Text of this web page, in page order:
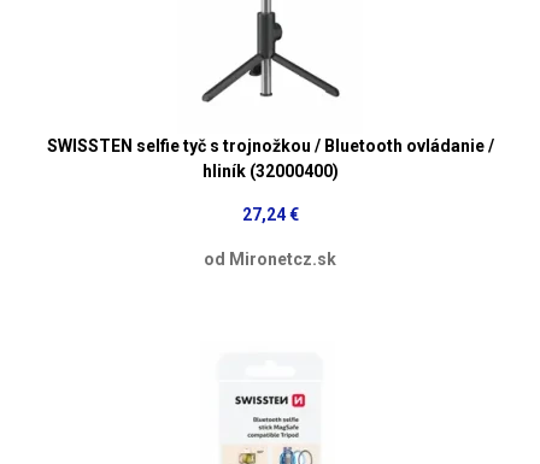
SWISSTEN selfie tyč s trojnožkou / Bluetooth ovládanie /
hliník (32000400)
27,24 €
od Mironetcz.sk